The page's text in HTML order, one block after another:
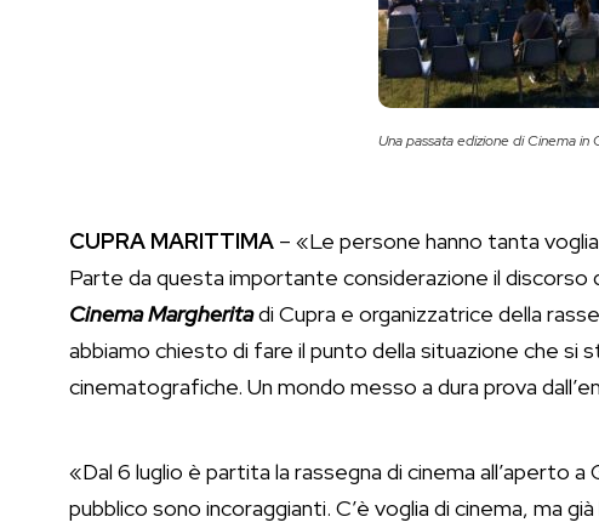
Una passata edizione di Cinema in
CUPRA MARITTIMA – «Le persone hanno tanta
Parte da questa importante considerazione il discorso
Cinema Margheritadi Cupra e organizzatrice della
abbiamo chiesto di fare il punto della situazione che si
cinematografiche. Un mondo messo a dura prova
«Dal 6 luglio è partita la rassegna di cinema all’aperto
pubblico sono incoraggianti. C’è voglia di cinema, ma